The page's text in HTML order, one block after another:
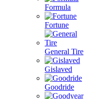
Formula
Fortune
General Tire
Gislaved
Goodride